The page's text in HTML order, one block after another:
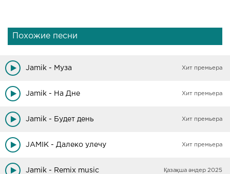
Похожие песни
Jamik - Муза Хит премьера
Jamik - На Дне Хит премьера
Jamik - Будет день Хит премьера
JAMIK - Далеко улечу Хит премьера
Jamik - Remix music Қазақша әндер 2025